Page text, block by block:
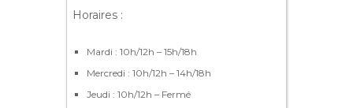
Horaires :
Mardi : 10h/12h – 15h/18h
Mercredi : 10h/12h – 14h/18h
Jeudi : 10h/12h – Fermé